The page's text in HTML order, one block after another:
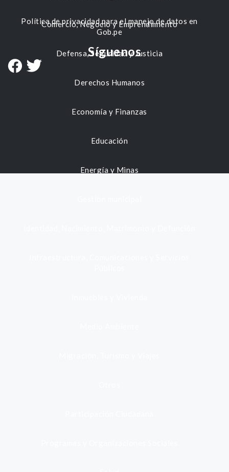
Comercio, Negocio y Emprendimiento
Defensa, Seguridad y Justicia
Derechos Humanos
Economía y Finanzas
Educación
Energía y Minas
Política de privacidad para el manejo de datos en
Gob.pe
Síguenos